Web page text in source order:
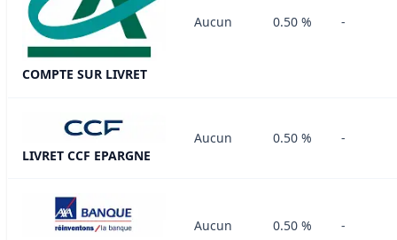
COMPTE SUR LIVRET
Aucun 0.50 % -
LIVRET CCF EPARGNE
Aucun 0.50 % -
Aucun 0.50 % -